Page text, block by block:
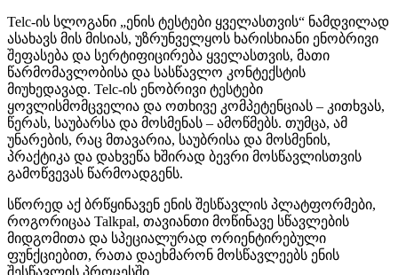
Telc-ის სლოგანი „ენის ტესტები ყველასთვის“ ნამდვილად
ასახავს მის მისიას, უზრუნველყოს ხარისხიანი ენობრივი
შეფასება და სერტიფიცირება ყველასთვის, მათი
წარმომავლობისა და სასწავლო კონტექსტის
მიუხედავად. Telc-ის ენობრივი ტესტები
ყოვლისმომცველია და ოთხივე კომპეტენციას – კითხვას,
წერას, საუბარსა და მოსმენას – ამოწმებს. თუმცა, ამ
უნარების, რაც მთავარია, საუბრისა და მოსმენის,
პრაქტიკა და დახვეწა ხშირად ბევრი მოსწავლისთვის
გამოწვევას წარმოადგენს.
სწორედ აქ ბრწყინავენ ენის შესწავლის პლატფორმები,
როგორიცაა Talkpal, თავიანთი მოწინავე სწავლების
მიდგომითა და სპეციალურად ორიენტირებული
ფუნქციებით, რათა დაეხმარონ მოსწავლეებს ენის